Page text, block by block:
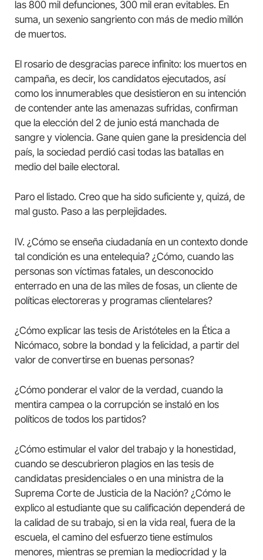
las 800 mil defunciones, 300 mil eran evitables. En
suma, un sexenio sangriento con más de medio millón
de muertos.
El rosario de desgracias parece infinito: los muertos en
campaña, es decir, los candidatos ejecutados, así
como los innumerables que desistieron en su intención
de contender ante las amenazas sufridas, confirman
que la elección del 2 de junio está manchada de
sangre y violencia. Gane quien gane la presidencia del
país, la sociedad perdió casi todas las batallas en
medio del baile electoral.
Paro el listado. Creo que ha sido suficiente y, quizá, de
mal gusto. Paso a las perplejidades.
IV. ¿Cómo se enseña ciudadanía en un contexto donde
tal condición es una entelequia? ¿Cómo, cuando las
personas son víctimas fatales, un desconocido
enterrado en una de las miles de fosas, un cliente de
políticas electoreras y programas clientelares?
¿Cómo explicar las tesis de Aristóteles en la Ética a
Nicómaco, sobre la bondad y la felicidad, a partir del
valor de convertirse en buenas personas?
¿Cómo ponderar el valor de la verdad, cuando la
mentira campea o la corrupción se instaló en los
políticos de todos los partidos?
¿Cómo estimular el valor del trabajo y la honestidad,
cuando se descubrieron plagios en las tesis de
candidatas presidenciales o en una ministra de la
Suprema Corte de Justicia de la Nación? ¿Cómo le
explico al estudiante que su calificación dependerá de
la calidad de su trabajo, si en la vida real, fuera de la
escuela, el camino del esfuerzo tiene estímulos
menores, mientras se premian la mediocridad y la